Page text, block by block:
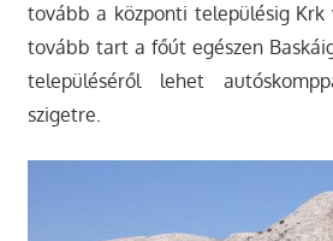
tovább a központi településig Krk
tovább tart a főút egészen
településéről lehet
szigetre.